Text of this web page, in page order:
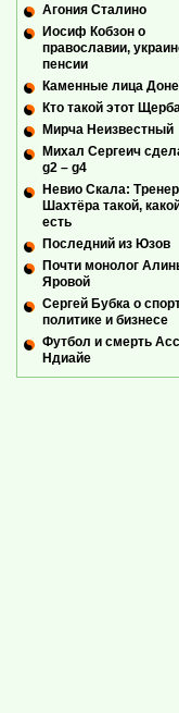
Агония Сталино
Иосиф Кобзон о
православии,
пенсии
Каменные лица
Кто такой этот
Мирча Неизвестный
Михал Сергеич
g2 – g4
Невио Скала: Тренер
Шахтёра такой,
есть
Последний из Юзов
Почти монолог
Яровой
Сергей Бубка о
политике и бизнесе
Футбол и смерть
Ндиайе